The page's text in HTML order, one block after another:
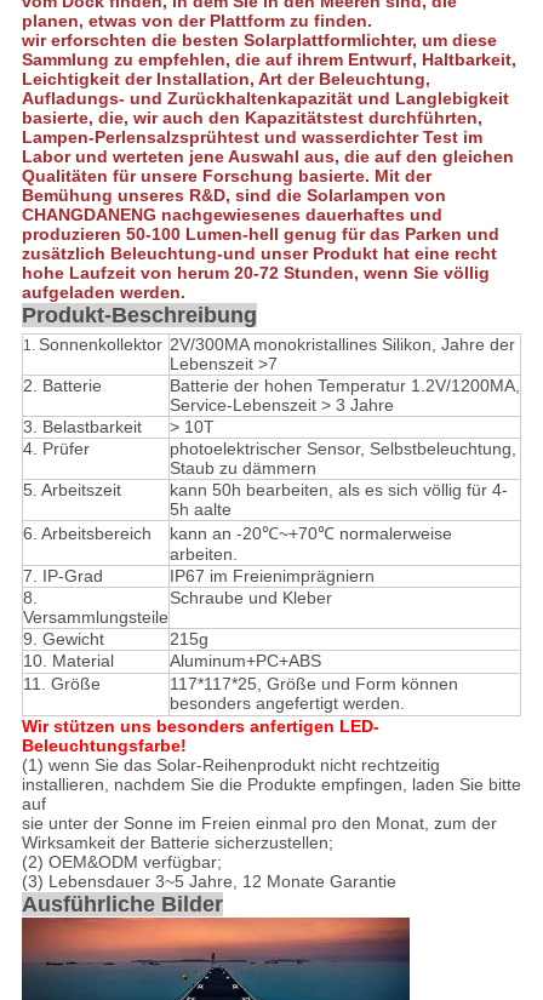
planen, etwas von der Plattform zu finden.
wir erforschten die besten Solarplattformlichter, um diese
Sammlung zu empfehlen, die auf ihrem Entwurf, Haltbarkeit,
Leichtigkeit der Installation, Art der Beleuchtung,
Aufladungs- und Zurückhaltenkapazität und Langlebigkeit
basierte, die, wir auch den Kapazitätstest durchführten,
Lampen-Perlensalzsprühtest und wasserdichter Test im
Labor und werteten jene Auswahl aus, die auf den gleichen
Qualitäten für unsere Forschung basierte. Mit der
Bemühung unseres R&D, sind die Solarlampen von
CHANGDANENG nachgewiesenes dauerhaftes und
produzieren 50-100 Lumen-hell genug für das Parken und
zusätzlich Beleuchtung-und unser Produkt hat eine recht
hohe Laufzeit von herum 20-72 Stunden, wenn Sie völlig
aufgeladen werden.
Produkt-Beschreibung
1. Sonnenkollektor 2V/300MA monokristallines Silikon, Jahre der
Lebenszeit >7
2. Batterie
Batterie der hohen Temperatur 1.2V/1200MA,
Service-Lebenszeit > 3 Jahre
3. Belastbarkeit
> 10T
4. Prüfer
photoelektrischer Sensor, Selbstbeleuchtung,
Staub zu dämmern
5. Arbeitszeit
kann 50h bearbeiten, als es sich völlig für 4-
5h aalte
6. Arbeitsbereich
kann an -20℃~+70℃ normalerweise
arbeiten.
7. IP-Grad
IP67 im Freienimprägniern
8.
Versammlungsteile
Schraube und Kleber
9. Gewicht
215g
10. Material
Aluminum+PC+ABS
11. Größe
117*117*25, Größe und Form können
besonders angefertigt werden.
Wir stützen uns besonders anfertigen LED-
Beleuchtungsfarbe!
(1) wenn Sie das Solar-Reihenprodukt nicht rechtzeitig
installieren, nachdem Sie die Produkte empfingen, laden Sie bitte
auf
sie unter der Sonne im Freien einmal pro den Monat, zum der
Wirksamkeit der Batterie sicherzustellen;
(2) OEM&ODM verfügbar;
(3) Lebensdauer 3~5 Jahre, 12 Monate Garantie
Ausführliche Bilder